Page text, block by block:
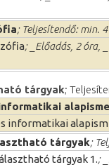
; Teljesítendő: min.
; _Előadás, 2 óra,
tárgyak;
informatikai
tárgyak;
tárgyak 1.;